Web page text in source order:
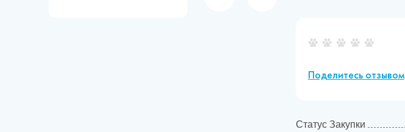
Поделитесь отзывом
Статус Закупки